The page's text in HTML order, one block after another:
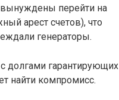
вынуждены перейти на
арест счетов), что
генераторы.
долгами гарантирующих
найти компромисс.